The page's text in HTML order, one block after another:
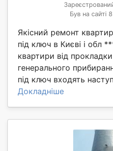
Був на сайті
Якісний ремонт
під ключ в Києві і обл
квартири від
генерального
під ключ входять
Докладніше